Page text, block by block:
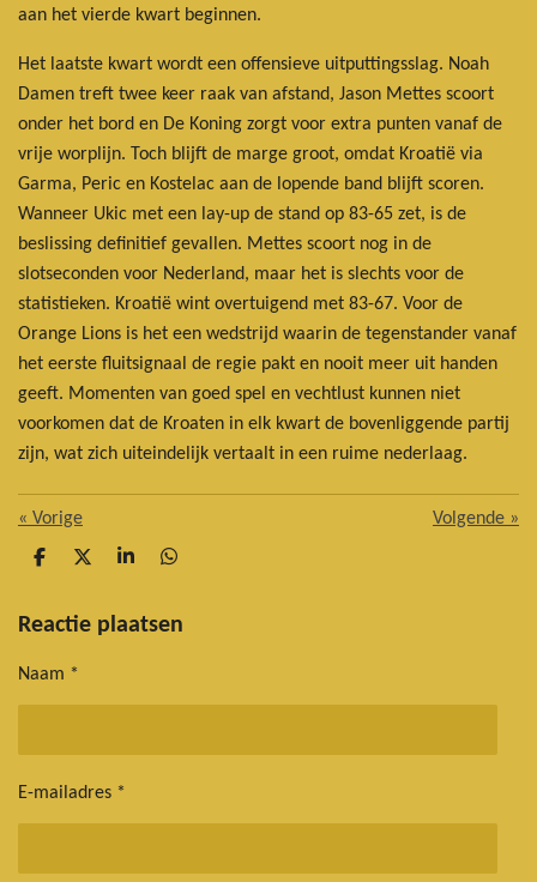
aan het vierde kwart beginnen.
Het laatste kwart wordt een offensieve uitputtingsslag. Noah
Damen treft twee keer raak van afstand, Jason Mettes scoort
onder het bord en De Koning zorgt voor extra punten vanaf de
vrije worplijn. Toch blijft de marge groot, omdat Kroatië via
Garma, Peric en Kostelac aan de lopende band blijft scoren.
Wanneer Ukic met een lay-up de stand op 83-65 zet, is de
beslissing definitief gevallen. Mettes scoort nog in de
slotseconden voor Nederland, maar het is slechts voor de
statistieken. Kroatië wint overtuigend met 83-67. Voor de
Orange Lions is het een wedstrijd waarin de tegenstander vanaf
het eerste fluitsignaal de regie pakt en nooit meer uit handen
geeft. Momenten van goed spel en vechtlust kunnen niet
voorkomen dat de Kroaten in elk kwart de bovenliggende partij
zijn, wat zich uiteindelijk vertaalt in een ruime nederlaag.
« Vorige Volgende »
D
e
D
l
S
r
D
e
Reactie plaatsen
Naam *
E-mailadres *